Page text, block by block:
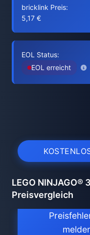
bricklink Preis:
5,17 €
EOL Status:
EOL erreicht
LEGO NINJAGO®
Preisvergleich